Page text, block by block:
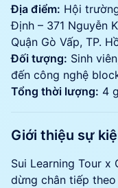
Địa điểm: Hội
Định – 371 Nguyễn
Quận Gò Vấp, TP.
Đối tượng: Sinh
đến công nghệ
Tổng thời lượng: 4
Giới thiệu sự
Sui Learning Tour
dừng chân tiếp